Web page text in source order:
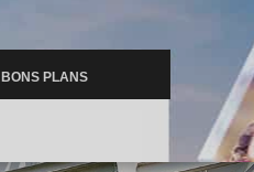
BONS PLANS